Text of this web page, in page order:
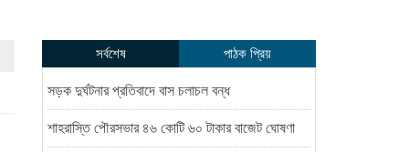
সর্বশেষ পাঠক প্রিয়
সড়ক দুর্ঘটনার প্রতিবাদে বাস চলাচল বন্ধ
শাহরাস্তি পৌরসভার ৪৬ কোটি ৬০ টাকার বাজেট ঘোষণা